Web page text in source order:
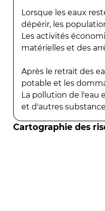
Lorsque les eaux
dépérir, les
Les activités
matérielles et des
Après le retrait des
potable et les
La pollution de l'eau
et d'autres
Cartographie des